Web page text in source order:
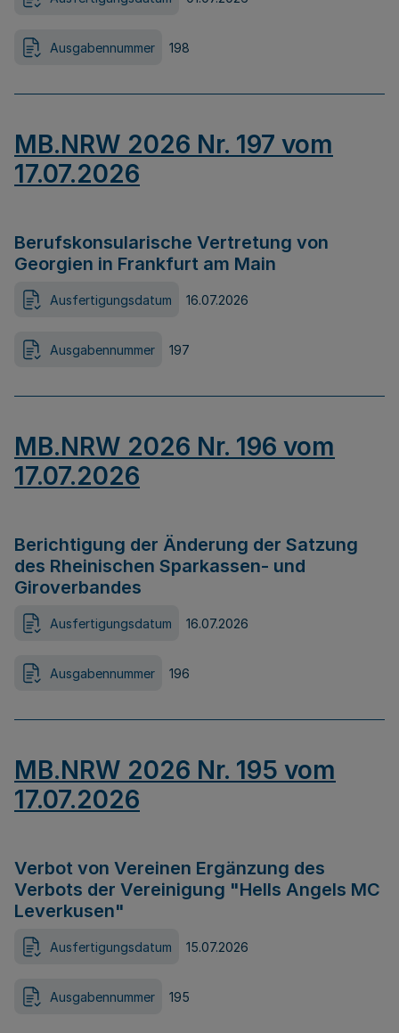
Ausgabennummer 198
MB.NRW 2026 Nr. 197 vom
17.07.2026
Berufskonsularische Vertretung von
Georgien in Frankfurt am Main
Ausfertigungsdatum 16.07.2026
Ausgabennummer 197
MB.NRW 2026 Nr. 196 vom
17.07.2026
Berichtigung der Änderung der Satzung
des Rheinischen Sparkassen- und
Giroverbandes
Ausfertigungsdatum 16.07.2026
Ausgabennummer 196
MB.NRW 2026 Nr. 195 vom
17.07.2026
Verbot von Vereinen Ergänzung des
Verbots der Vereinigung "Hells Angels MC
Leverkusen"
Ausfertigungsdatum 15.07.2026
Ausgabennummer 195